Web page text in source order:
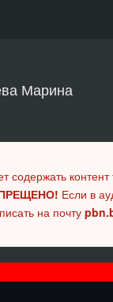
Марина
содержать
Если в
на почту